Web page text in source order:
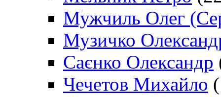
Мужчиль Олег
Музичко
Саєнко Олександр
Чечетов Михайло